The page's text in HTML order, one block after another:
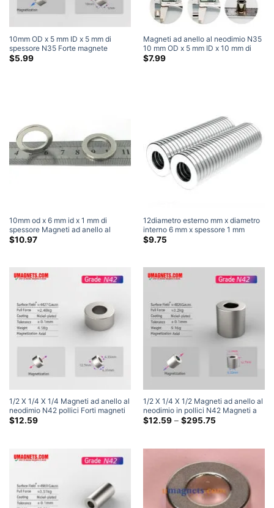
10mm OD x 5 mm ID x 5 mm di
spessore N35 Forte magnete
circolare Magnete ad anello al
$5.99
Magneti ad anello al neodimio N35
10 mm OD x 5 mm ID x 10 mm di
spessore Magnete ad anello
$7.99
10mm od x 6 mm id x 1 mm di
spessore Magneti ad anello al
neodimio N35 Magneti a tubo per
$10.97
12diametro esterno mm x diametro
interno 6 mm x spessore 1 mm
Magneti ad anello al neodimio N35
$9.75
1/2 X 1/4 X 1/4 Magneti ad anello al
neodimio N42 pollici Forti magneti
a ciambella per terre rare Vendita
$12.59
1/2 X 1/4 X 1/2 Magneti ad anello al
neodimio in pollici N42 Magneti a
ciambella forti per terre rare Vendita
$12.59 – $295.75Fascia
Attraverso
$295.75